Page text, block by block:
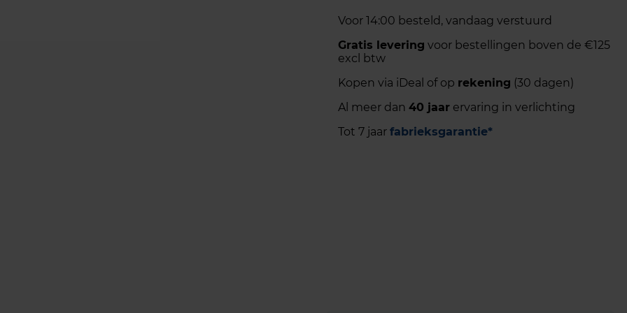
Voor 14:00 besteld, vandaag verstuurd
Gratis levering voor bestellingen boven de €125
excl btw
Kopen via iDeal of op rekening (30 dagen)
Al meer dan 40 jaarervaring in verlichting
Tot 7 jaar fabrieksgarantie*